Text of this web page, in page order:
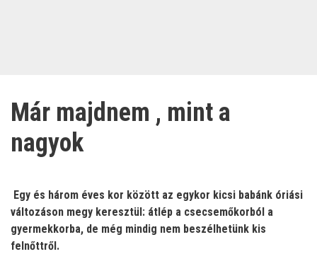
Már majdnem , mint a
nagyok
Egy és három éves kor között az egykor kicsi babánk óriási
változáson megy keresztül: átlép a csecsemőkorból a
gyermekkorba, de még mindig nem beszélhetünk kis
felnőttről.